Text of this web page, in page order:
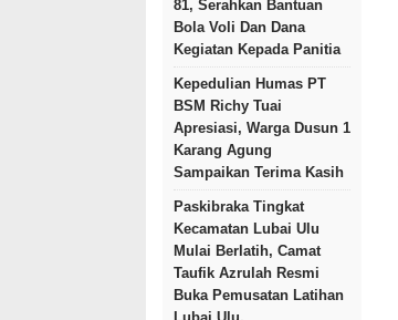
81, Serahkan Bantuan
Bola Voli Dan Dana
Kegiatan Kepada Panitia
Kepedulian Humas PT
BSM Richy Tuai
Apresiasi, Warga Dusun 1
Karang Agung
Sampaikan Terima Kasih
Paskibraka Tingkat
Kecamatan Lubai Ulu
Mulai Berlatih, Camat
Taufik Azrulah Resmi
Buka Pemusatan Latihan